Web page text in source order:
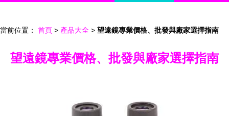
當前位置： 首頁 > 產品大全 > 望遠鏡專業價格、批發與廠家選擇指南
望遠鏡專業價格、批發與廠家選擇指南